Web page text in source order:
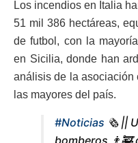
Los incendios en Italia
51 mil 386 hectáreas,
de futbol, con la
en Sicilia, donde han
análisis de la asociación
las mayores del país.
#Noticias 🗞 ||
bomberos 👨🚒